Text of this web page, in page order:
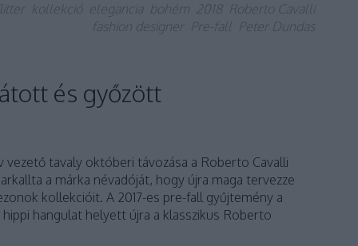
kollekció elegancia bohém 2018 Roberto Cavalli
fashion designer Pre-fall Peter Dundas
és győzött
vezető tavaly októberi távozása a Roberto Cavalli
a márka névadóját, hogy újra maga tervezze
kollekcióit. A 2017-es pre-fall gyűjtemény a
hangulat helyett újra a klasszikus Roberto